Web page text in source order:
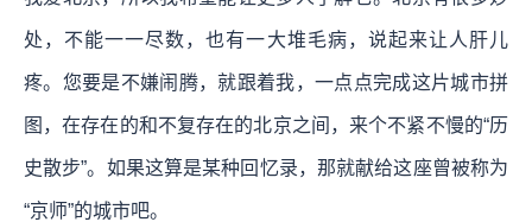
处，不能一一尽数，也有一大堆毛病，说起来让人肝儿
疼。您要是不嫌闹腾，就跟着我，一点点完成这片城市拼
图，在存在的和不复存在的北京之间，来个不紧不慢的“历
史散步”。如果这算是某种回忆录，那就献给这座曾被称为
“京师”的城市吧。